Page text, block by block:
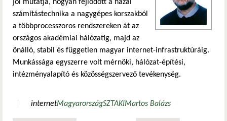
jól mutatja, hogyan fejlődött a hazai
számítástechnika a nagygépes korszakból
a többprocesszoros rendszereken át az
országos akadémiai hálózatig, majd az
önálló, stabil és független magyar internet-infrastruktúráig.
Munkássága egyszerre volt mérnöki, hálózat-építési,
intézményalapító és közösségszervező tevékenység.
internetMagyarországSZTAKIMartos Balázs